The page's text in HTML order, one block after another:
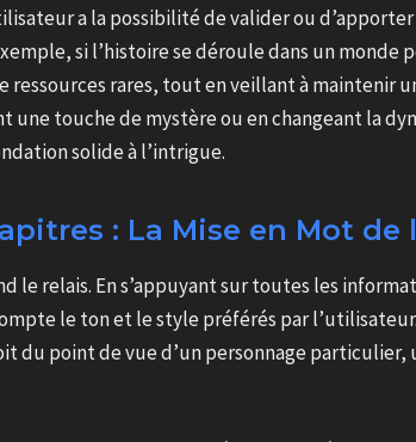
a la possibilité de valider ou
si l’histoire se déroule dans un
ressources rares, tout en veillant à maintenir
touche de mystère ou en changeant la
solide à l’intrigue.
: La Mise en Mot de
le relais. En s’appuyant sur toutes les
le ton et le style préférés par
du point de vue d’un personnage